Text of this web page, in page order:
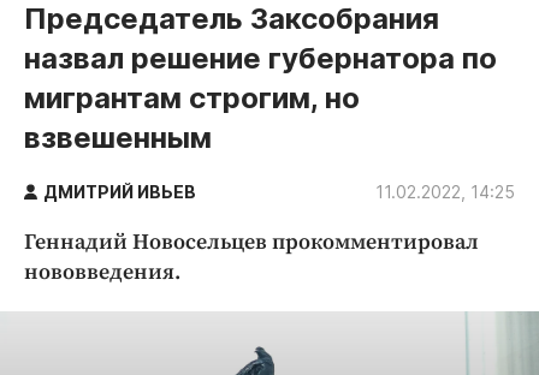
Новости компаний
Статьи
Народные новости
Авто и транспорт
Благоустройство
Культура
Председатель Заксобрания
назвал решение губернатора по
мигрантам строгим, но
взвешенным
ДМИТРИЙ ИВЬЕВ 11.02.2022, 14:25
Геннадий Новосельцев прокомментировал
нововведения.